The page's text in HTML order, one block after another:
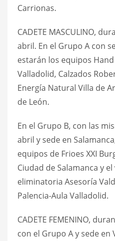
Carrionas.
CADETE MASCULINO,
abril. En el Grupo A con
estarán los equipos Hand
Valladolid, Calzados
Energía Natural Villa de
de León.
En el Grupo B, con las
abril y sede en
equipos de Frioes XXI
Ciudad de Salamanca y
eliminatoria Asesoría
Palencia-Aula Valladolid.
CADETE FEMENINO,
con el Grupo A y sede en